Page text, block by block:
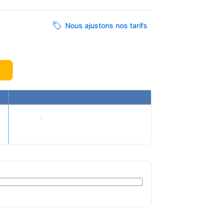
Nous ajustons nos tarifs
Voir les tarifs